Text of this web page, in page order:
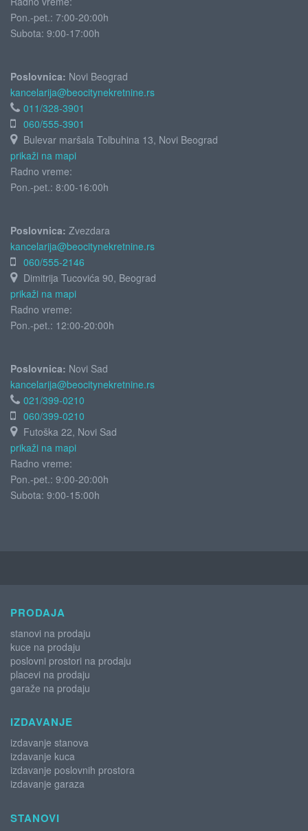
Pon.-pet.: 7:00-20:00h
Subota: 9:00-17:00h
Poslovnica: Novi Beograd
kancelarija@beocitynekretnine.rs
011/328-3901
060/555-3901
Bulevar maršala Tolbuhina 13, Novi Beograd
prikaži na mapi
Radno vreme:
Pon.-pet.: 8:00-16:00h
Poslovnica: Zvezdara
kancelarija@beocitynekretnine.rs
060/555-2146
Dimitrija Tucovića 90, Beograd
prikaži na mapi
Radno vreme:
Pon.-pet.: 12:00-20:00h
Poslovnica: Novi Sad
kancelarija@beocitynekretnine.rs
021/399-0210
060/399-0210
Futoška 22, Novi Sad
prikaži na mapi
Radno vreme:
Pon.-pet.: 9:00-20:00h
Subota: 9:00-15:00h
PRODAJA
stanovi na prodaju
kuce na prodaju
poslovni prostori na prodaju
placevi na prodaju
garaže na prodaju
IZDAVANJE
izdavanje stanova
izdavanje kuca
izdavanje poslovnih prostora
izdavanje garaza
STANOVI